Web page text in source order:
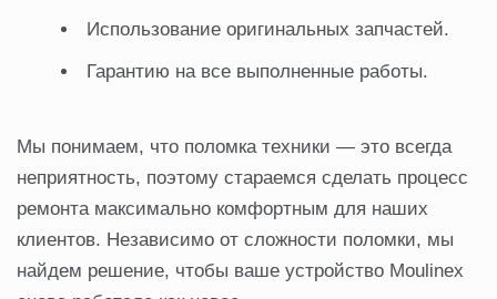
Использование оригинальных запчастей.
Гарантию на все выполненные работы.
Мы понимаем, что поломка техники — это всегда
неприятность, поэтому стараемся сделать процесс
ремонта максимально комфортным для наших
клиентов. Независимо от сложности поломки, мы
найдем решение, чтобы ваше устройство Moulinex